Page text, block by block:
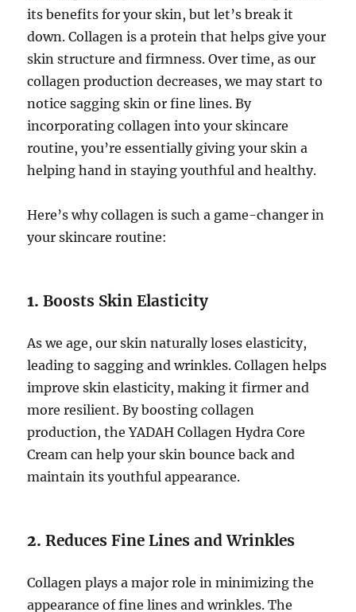
its benefits for your skin, but let’s break it
down. Collagen is a protein that helps give your
skin structure and firmness. Over time, as our
collagen production decreases, we may start to
notice sagging skin or fine lines. By
incorporating collagen into your skincare
routine, you’re essentially giving your skin a
helping hand in staying youthful and healthy.
Here’s why collagen is such a game-changer in
your skincare routine:
1.Boosts Skin Elasticity
As we age, our skin naturally loses elasticity,
leading to sagging and wrinkles. Collagen helps
improve skin elasticity, making it firmer and
more resilient. By boosting collagen
production, the YADAH Collagen Hydra Core
Cream can help your skin bounce back and
maintain its youthful appearance.
2.Reduces Fine Lines and Wrinkles
Collagen plays a major role in minimizing the
appearance of fine lines and wrinkles. The